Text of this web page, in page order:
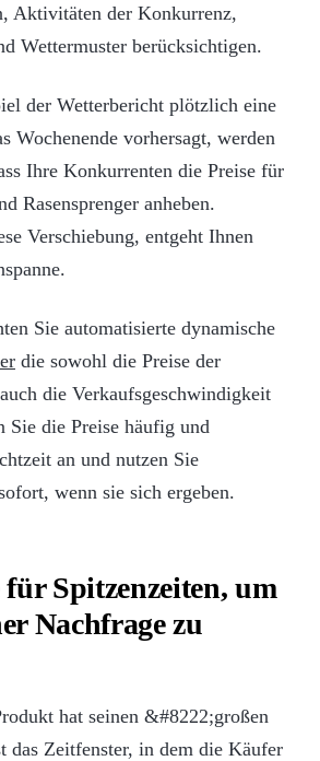
Aktivitäten der Konkurrenz,
Wettermuster berücksichtigen.
der Wetterbericht plötzlich eine
Wochenende vorhersagt, werden
Ihre Konkurrenten die Preise für
Rasensprenger anheben.
Verschiebung, entgeht Ihnen
Sie automatisierte dynamische
die sowohl die Preise der
die Verkaufsgeschwindigkeit
Sie die Preise häufig und
an und nutzen Sie
wenn sie sich ergeben.
für Spitzenzeiten, um
Nachfrage zu
hat seinen &#8222;großen
das Zeitfenster, in dem die Käufer